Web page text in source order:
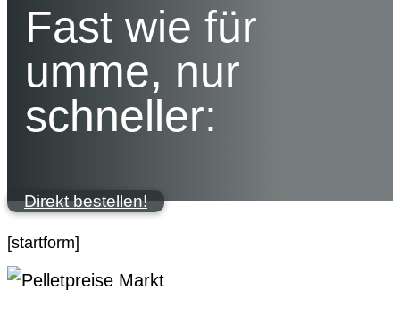
Fast wie für
umme, nur
schneller:
Direkt bestellen!
[startform]